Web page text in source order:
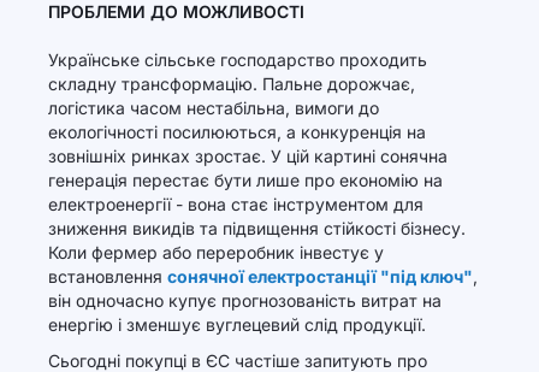
ПРОБЛЕМИ ДО МОЖЛИВОСТІ
Українське сільське господарство проходить
складну трансформацію. Пальне дорожчає,
логістика часом нестабільна, вимоги до
екологічності посилюються, а конкуренція на
зовнішніх ринках зростає. У цій картині сонячна
генерація перестає бути лише про економію на
електроенергії - вона стає інструментом для
зниження викидів та підвищення стійкості бізнесу.
Коли фермер або переробник інвестує у
встановлення сонячної електростанції "під ключ",
він одночасно купує прогнозованість витрат на
енергію і зменшує вуглецевий слід продукції.
Сьогодні покупці в ЄС частіше запитують про